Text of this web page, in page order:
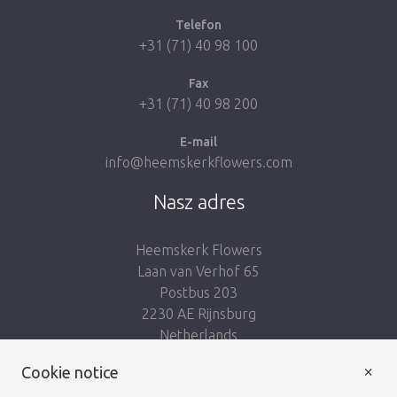
Telefon
+31 (71) 40 98 100
Fax
+31 (71) 40 98 200
E-mail
info@heemskerkflowers.com
Nasz adres
Heemskerk Flowers
Laan van Verhof 65
Postbus 203
2230 AE Rijnsburg
Netherlands
Cookie notice ×